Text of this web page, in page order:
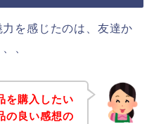
を感じたのは、友達か
、
を購入したい
の良い感想の